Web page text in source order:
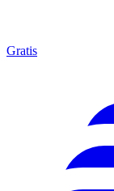
Gratis